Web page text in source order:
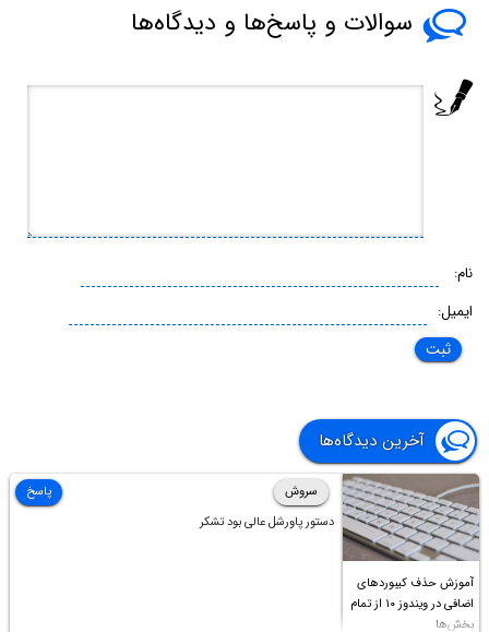
سوالات و پاسخ‌ها و دیدگاه‌ها
نام:
ایمیل:
آخرین دیدگاه‌ها
آموزش حذف کیبوردهای
اضافی در ویندوز ۱۰ از تمام
بخش‌ها
سروش
دستور پاورشل عالی بود تشکر
پاسخ